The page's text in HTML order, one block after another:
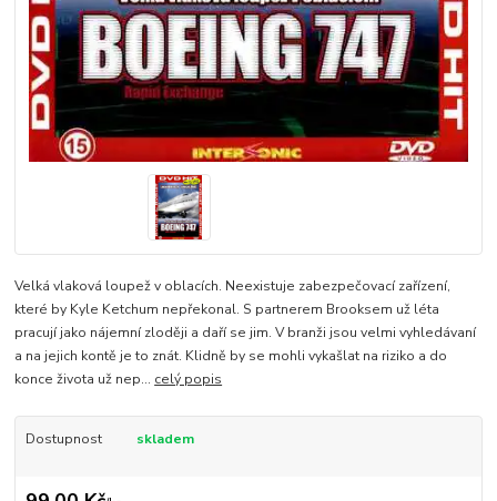
Velká vlaková loupež v oblacích. Neexistuje zabezpečovací zařízení,
které by Kyle Ketchum nepřekonal. S partnerem Brooksem už léta
pracují jako nájemní zloději a daří se jim. V branži jsou velmi vyhledávaní
a na jejich kontě je to znát. Klidně by se mohli vykašlat na riziko a do
konce života už nep... celý popis
Dostupnost skladem